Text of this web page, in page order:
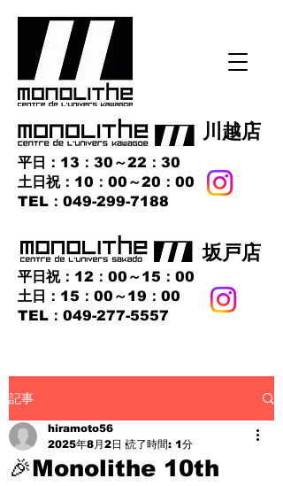
​川越店
平日：13：30～22：30
土日祝：10：00～20：00
​TEL：049-299-7188
​坂戸店
平日祝：12：00～15：00
土日：15：00～19：00
TEL：049-277-5557
記事
🎉Monolithe 10th
hiramoto56
2025年8月2日 読了時間: 1分